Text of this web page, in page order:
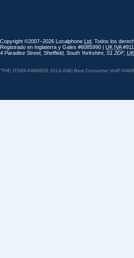
Copyright ©2007–2026 Localphone Ltd . Todos los
Registrado en Inglaterra y Gales #6085990 | UK IVA
4 Paradise Street, Sheffield, South Yorkshire S1 2DF, UK
“THE ITSPA AWARDS 2014 AND Best Consumer VoIP